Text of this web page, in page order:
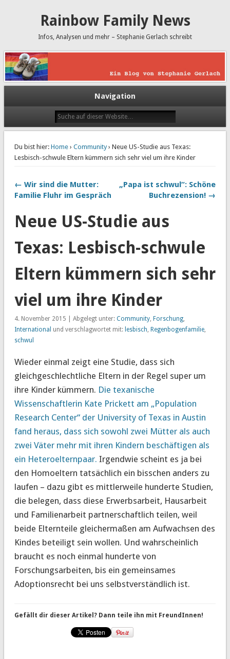
Rainbow Family News
Infos, Analysen und mehr – Stephanie Gerlach schreibt
Navigation
Du bist hier: Home› Community› Neue US-Studie aus Texas:
Lesbisch-schwule Eltern kümmern sich sehr viel um ihre Kinder
← Wir sind die Mutter:
Familie Fluhr im Gespräch
„Papa ist schwul“: Schöne
Buchrezension! →
Neue US-Studie aus
Texas: Lesbisch-schwule
Eltern kümmern sich sehr
viel um ihre Kinder
4. November 2015 | Abgelegt unter: Community, Forschung,
International und verschlagwortet mit: lesbisch Regenbogenfamilie,
schwul
Wieder einmal zeigt eine Studie, dass sich
gleichgeschlechtliche Eltern in der Regel super um
ihre Kinder kümmern. Die texanische
Wissenschaftlerin Kate Prickett am „Population
Research Center“ der University of Texas in Austin
fand heraus, dass sich sowohl zwei Mütter als auch
zwei Väter mehr mit ihren Kindern beschäftigen als
ein Heteroelternpaar. Irgendwie scheint es ja bei
den Homoeltern tatsächlich ein bisschen anders zu
laufen – dazu gibt es mittlerweile hunderte Studien,
die belegen, dass diese Erwerbsarbeit, Hausarbeit
und Familienarbeit partnerschaftlich teilen, weil
beide Elternteile gleichermaßen am Aufwachsen des
Kindes beteiligt sein wollen. Und wahrscheinlich
braucht es noch einmal hunderte von
Forschungsarbeiten, bis ein gemeinsames
Adoptionsrecht bei uns selbstverständlich ist.
Gefällt dir dieser Artikel? Dann teile ihn mit FreundInnen!